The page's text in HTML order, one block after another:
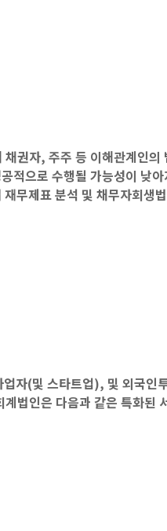
권자, 주주 등 이해관계인
으로 수행될 가능성이 낮
무제표 분석 및 채무자회
자(및 스타트업), 및 외국
법인은 다음과 같은 특화된